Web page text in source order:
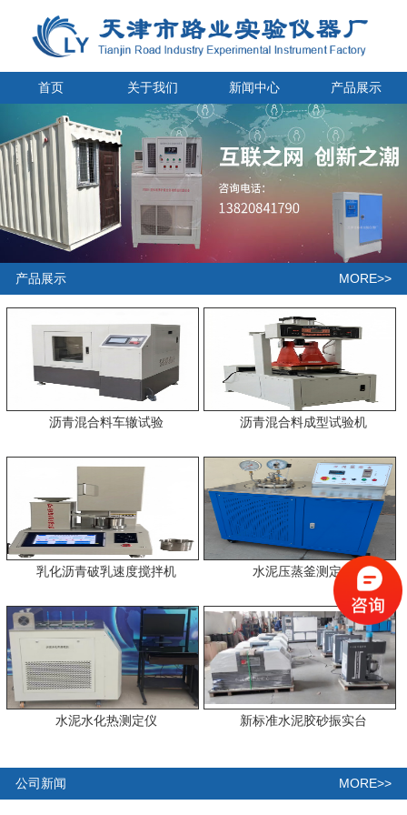
首页 关于我们 新闻中心 产品展示
产品展示 MORE>>
沥青混合料车辙试验 沥青混合料成型试验机
乳化沥青破乳速度搅拌机 水泥压蒸釜测定仪
水泥水化热测定仪 新标准水泥胶砂振实台
公司新闻 MORE>>